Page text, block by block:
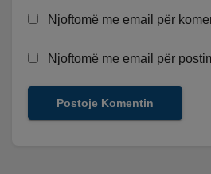
Njoftomë me email për
Njoftomë me email për